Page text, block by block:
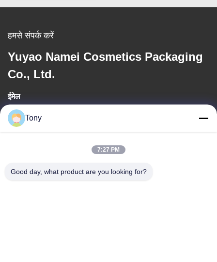
हमसे संपर्क करें
Yuyao Namei Cosmetics Packaging
Co., Ltd.
ईमेल
tony@chinacosmeticpackaging.com
हमारा पता
Tony
7:27 PM
Good day, what product are you looking for?